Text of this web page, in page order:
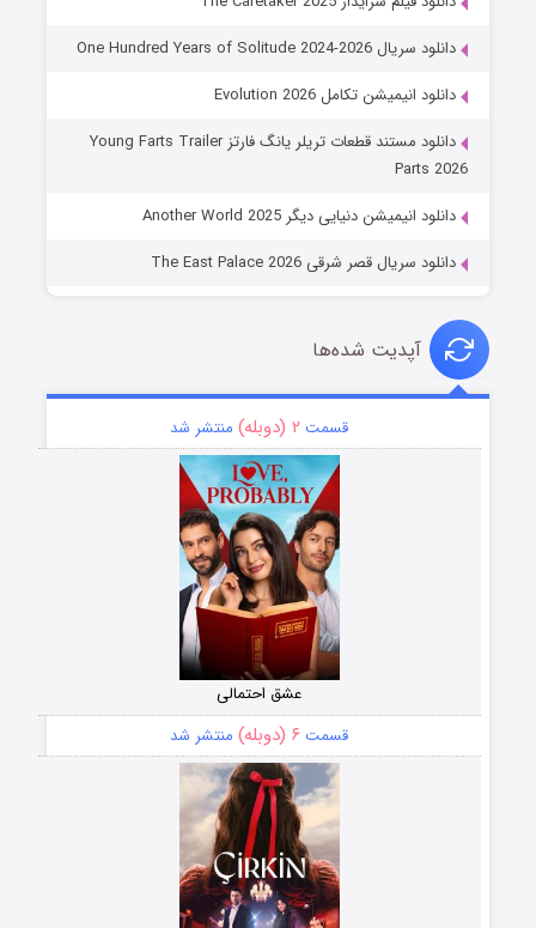
دانلود سریال One Hundred Years of Solitude 2024-2026
دانلود انیمیشن تکامل Evolution 2026
دانلود مستند قطعات تریلر یانگ فارتز Young Farts Trailer
Parts 2026
دانلود انیمیشن دنیایی دیگر Another World 2025
دانلود سریال قصر شرقی The East Palace 2026
آپدیت شده‌ها
قسمت ۲ (دوبله) منتشر شد
عشق احتمالی
قسمت ۶ (دوبله) منتشر شد